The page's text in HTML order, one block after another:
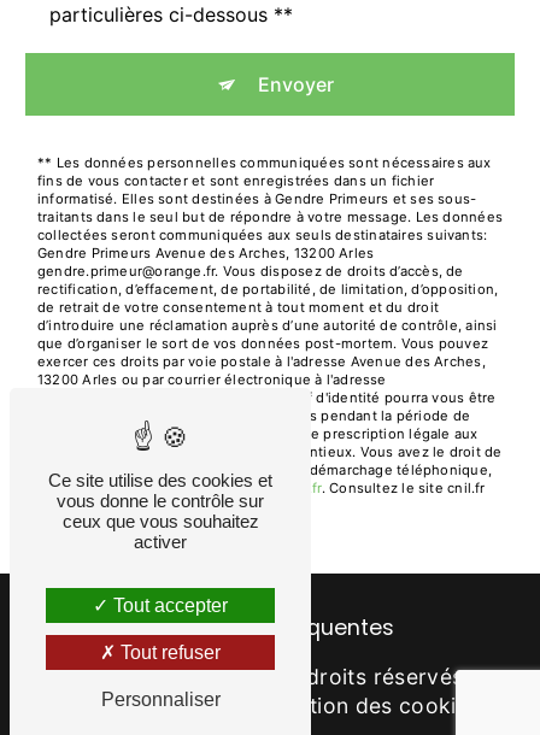
particulières ci-dessous **
Envoyer
** Les données personnelles communiquées sont nécessaires aux
fins de vous contacter et sont enregistrées dans un fichier
informatisé. Elles sont destinées à Gendre Primeurs et ses sous-
traitants dans le seul but de répondre à votre message. Les données
collectées seront communiquées aux seuls destinataires suivants:
Gendre Primeurs Avenue des Arches, 13200 Arles
gendre.primeur@orange.fr. Vous disposez de droits d’accès, de
rectification, d’effacement, de portabilité, de limitation, d’opposition,
de retrait de votre consentement à tout moment et du droit
d’introduire une réclamation auprès d’une autorité de contrôle, ainsi
que d’organiser le sort de vos données post-mortem. Vous pouvez
exercer ces droits par voie postale à l'adresse Avenue des Arches,
13200 Arles ou par courrier électronique à l'adresse
gendre.primeur@orange.fr. Un justificatif d'identité pourra vous être
demandé. Nous conservons vos données pendant la période de
prise de contact puis pendant la durée de prescription légale aux
fins probatoires et de gestion des contentieux. Vous avez le droit de
vous inscrire sur la liste d'opposition au démarchage téléphonique,
disponible à cette adresse: Bloctel.gouv.fr. Consultez le site cnil.fr
pour plus d’informations sur vos droits.
Recherches fréquentes
©Vistalid- 2026 - Tous droits réservés -
Mentions légales
Gestion des cookies
Ce site utilise des cookies et
vous donne le contrôle sur
ceux que vous souhaitez
activer
Tout accepter
Tout refuser
Personnaliser